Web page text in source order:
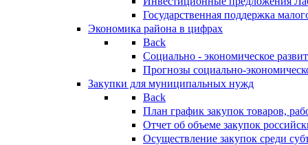
Государственная поддержка
Экономика района в цифрах
Back
Социально - экономическое
Прогнозы социально-
Закупки для муниципальных нужд
Back
План график закупок товаров,
Отчет об объеме закупок
Осуществление закупок среди